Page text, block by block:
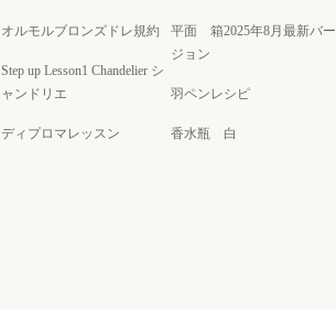
オルモルブロンズドレ規約
Step up Lesson1 Chandelier シ
ャンドリエ
ディプロマレッスン
平面 箱2025年8月最新バー
ジョン
羽ペンレシピ
香水瓶 白